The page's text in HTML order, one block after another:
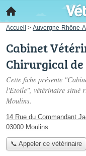
Accueil > Auvergne-Rhône-
Cabinet
Chirurgical
Cette fiche présente
l'Etoile", vétérinaire situé
Moulins.
14 Rue du Commandant
03000 Moulins
📞 Appeler ce vétérinaire